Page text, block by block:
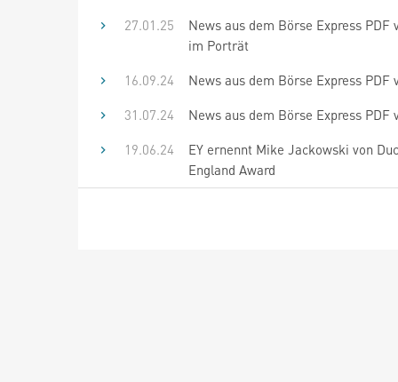
27.01.25
News aus dem Börse Express
im Porträt
16.09.24
News aus dem Börse Express PDF
31.07.24
News aus dem Börse Express
19.06.24
EY ernennt Mike Jackowski von
England Award